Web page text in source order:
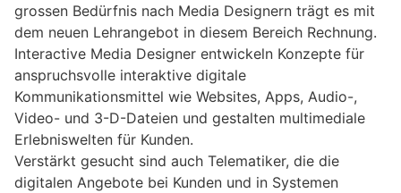
grossen Bedürfnis nach Media Designern trägt es mit
dem neuen Lehrangebot in diesem Bereich Rechnung.
Interactive Media Designer entwickeln Konzepte für
anspruchsvolle interaktive digitale
Kommunikationsmittel wie Websites, Apps, Audio-,
Video- und 3-D-Dateien und gestalten multimediale
Erlebniswelten für Kunden.
Verstärkt gesucht sind auch Telematiker, die die
digitalen Angebote bei Kunden und in Systemen